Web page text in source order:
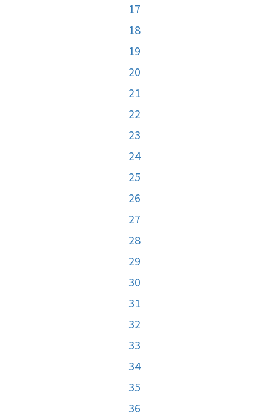
17
18
19
20
21
22
23
24
25
26
27
28
29
30
31
32
33
34
35
36